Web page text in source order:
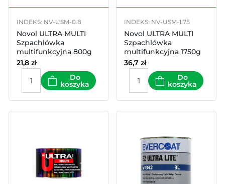
INDEKS: NV-USM-0.8
Novol ULTRA MULTI
Szpachlówka
multifunkcyjna 800g
21,8 zł
Do
koszyka
INDEKS: NV-USM-1.75
Novol ULTRA MULTI
Szpachlówka
multifunkcyjna 1750g
36,7 zł
Do
koszyka